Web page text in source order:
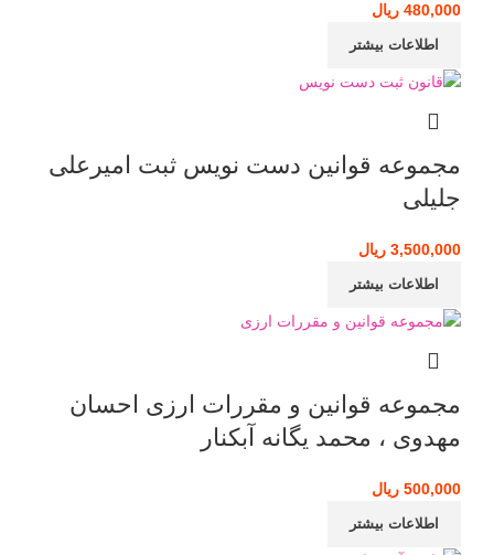
480,000 ریال
اطلاعات بیشتر
مجموعه قوانین دست نویس ثبت امیرعلی
جلیلی
3,500,000 ریال
اطلاعات بیشتر
مجموعه قوانین و مقررات ارزی احسان
مهدوی ، محمد یگانه آبکنار
500,000 ریال
اطلاعات بیشتر